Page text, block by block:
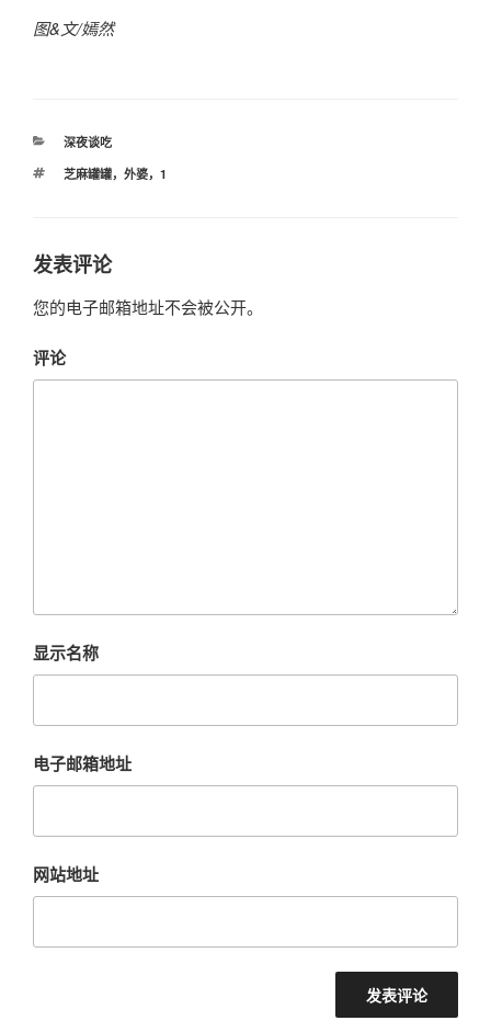
图&文/嫣然
分
深夜谈吃
标
芝麻罐罐，外婆，1
发表评论
您的电子邮箱地址不会被公开。
评论
显示名称
电子邮箱地址
网站地址